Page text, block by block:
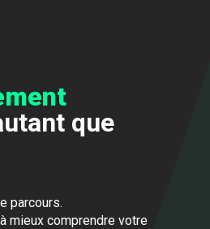
que
parcours.
mieux comprendre votre